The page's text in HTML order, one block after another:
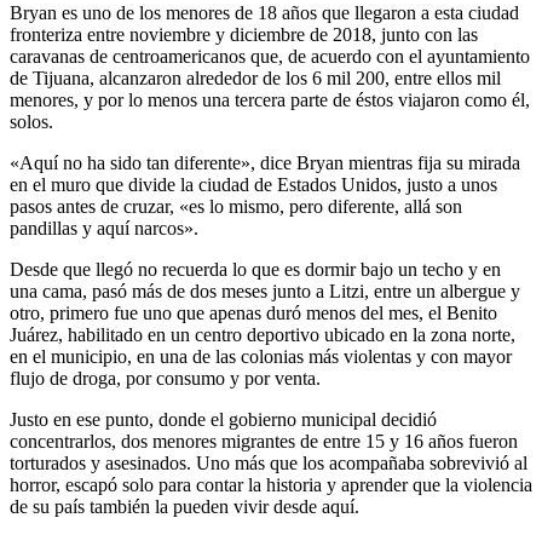
Bryan es uno de los menores de 18 años que llegaron a esta ciudad
fronteriza entre noviembre y diciembre de 2018, junto con las
caravanas de centroamericanos que, de acuerdo con el ayuntamiento
de Tijuana, alcanzaron alrededor de los 6 mil 200, entre ellos mil
menores, y por lo menos una tercera parte de éstos viajaron como él,
solos.
«Aquí no ha sido tan diferente», dice Bryan mientras fija su mirada
en el muro que divide la ciudad de Estados Unidos, justo a unos
pasos antes de cruzar, «es lo mismo, pero diferente, allá son
pandillas y aquí narcos».
Desde que llegó no recuerda lo que es dormir bajo un techo y en
una cama, pasó más de dos meses junto a Litzi, entre un albergue y
otro, primero fue uno que apenas duró menos del mes, el Benito
Juárez, habilitado en un centro deportivo ubicado en la zona norte,
en el municipio, en una de las colonias más violentas y con mayor
flujo de droga, por consumo y por venta.
Justo en ese punto, donde el gobierno municipal decidió
concentrarlos, dos menores migrantes de entre 15 y 16 años fueron
torturados y asesinados. Uno más que los acompañaba sobrevivió al
horror, escapó solo para contar la historia y aprender que la violencia
de su país también la pueden vivir desde aquí.